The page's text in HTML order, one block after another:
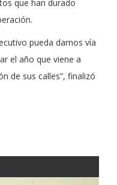
que han durado
pueda darnos vía
el año que viene a
de sus calles”, finalizó